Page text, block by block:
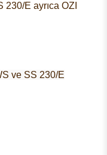
230/E ayrıca OZI
ve SS 230/E